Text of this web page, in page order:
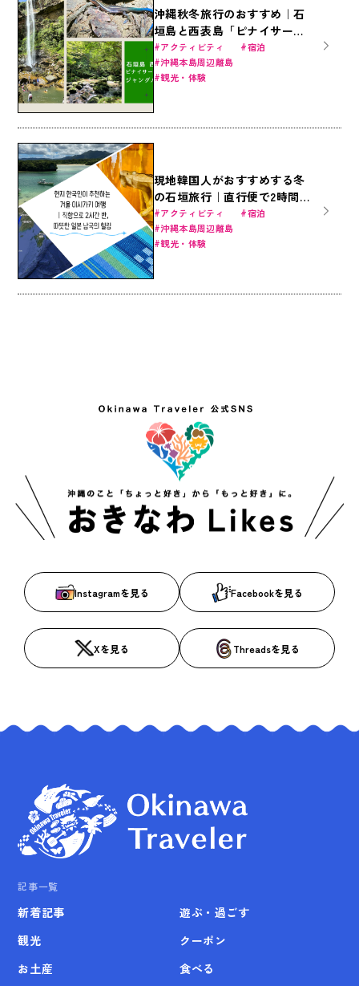
沖縄秋冬旅行のおすすめ｜石
垣島と西表島「ピナイサーラ
の滝」で大自然のジャングル
体験を！定番アクティビティ
とホテルで遊びつくそう！
アクティビティ
宿泊
沖縄本島周辺離島
観光・体験
現地韓国人がおすすめする冬
の石垣旅行｜直行便で2時間
半、暖かい日本南国のヒーリ
ング
アクティビティ
宿泊
沖縄本島周辺離島
観光・体験
Instagramを見る Facebookを見る
Xを見る Threadsを見る
記事一覧
新着記事
観光
お土産
遊ぶ・過ごす
クーポン
食べる